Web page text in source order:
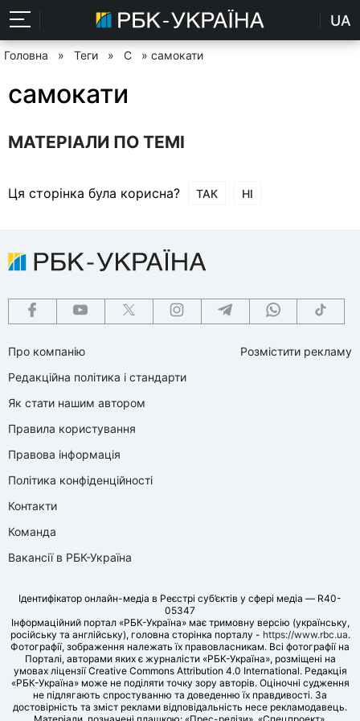
UA
Головна » Теги » С » самокати
самокати
МАТЕРІАЛИ ПО ТЕМІ
Ця сторінка була корисна? ТАК НІ
Про компанію
Редакційна політика і стандарти
Як стати нашим автором
Правила користування
Правова інформація
Політика конфіденційності
Контакти
Команда
Вакансії в РБК-Україна
Розмістити рекламу
Ідентифікатор онлайн-медіа в Реєстрі суб’єктів у сфері медіа — R40-
05347
Інформаційний портал «РБК-Україна» має тримовну версію (українську,
російську та англійську), головна сторінка порталу - https://www.rbc.ua.
Фотографії, зображення належать їх правовласникам. Всі фотографії на
Порталі, авторами яких є журналісти «РБК-Україна», розміщені на
умовах ліцензії Creative Commons Attribution 4.0 International. Редакція
«РБК-Україна» може не поділяти точку зору авторів. Оціночні судження
не підлягають спростуванню та доведенню їх правдивості. За
достовірність та зміст реклами відповідальність несе рекламодавець.